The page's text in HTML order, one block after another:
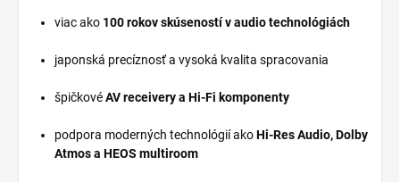
viac ako 100 rokov skúseností v audio technológiách
japonská precíznosť a vysoká kvalita spracovania
špičkovéAV receivery a Hi-Fi komponenty
podpora moderných technológií akoHi-Res Audio, Dolby
Atmos a HEOS multiroom